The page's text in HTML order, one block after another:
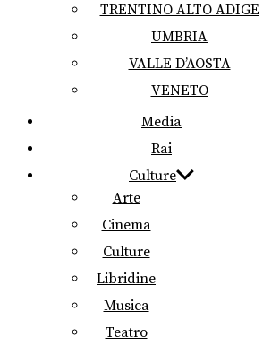
TRENTINO ALTO ADIGE
UMBRIA
VALLE D’AOSTA
VENETO
Media
Rai
Culture
Arte
Cinema
Culture
Libridine
Musica
Teatro